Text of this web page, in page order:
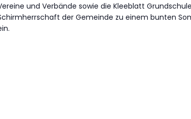
und Verbände sowie die Kleeblatt
der Gemeinde zu einem bunten